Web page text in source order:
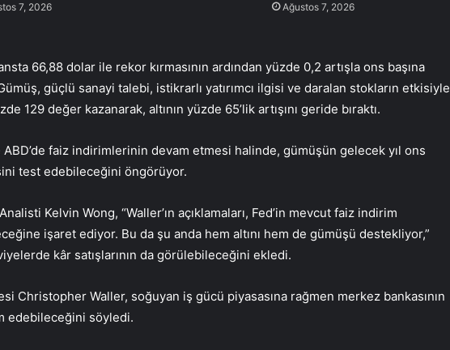
7, 2026 Ağustos 7, 2026
66,88 dolar ile rekor kırmasının ardından yüzde 0,2 artışla ons başına
güçlü sanayi talebi, istikrarlı yatırımcı ilgisi ve daralan stokların etkisiyle
129 değer kazanarak, altının yüzde 65’lik artışını geride bıraktı.
ABD’de faiz indirimlerinin devam etmesi halinde, gümüşün gelecek yıl ons
test edebileceğini öngörüyor.
Kelvin Wong, “Waller’ın açıklamaları, Fed’in mevcut faiz indirim
işaret ediyor. Bu da şu anda hem altını hem de gümüşü destekliyor,”
kâr satışlarının da görülebileceğini ekledi.
Christopher Waller, soğuyan iş gücü piyasasına rağmen merkez bankasının
edebileceğini söyledi.